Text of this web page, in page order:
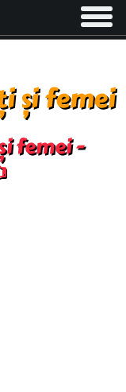
Toggle
și femei
femei -